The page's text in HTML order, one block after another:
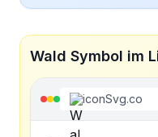
Wald Symbol im
iconSvg.co